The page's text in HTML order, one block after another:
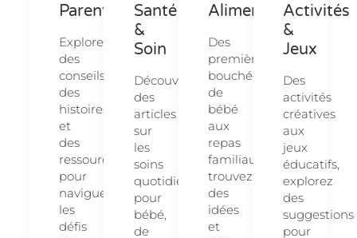
Parentalité
Explorez
des
conseils,
des
histoires
et
des
ressources
pour
naviguer
les
défis
Santé
&
Soin
Découvrez
des
articles
sur
les
soins
quotidiens
pour
bébé,
de
Alimentation
Des
premières
bouchées
de
bébé
aux
repas
familiaux,
trouvez
des
idées
et
Activités
&
Jeux
Des
activités
créatives
aux
jeux
éducatifs,
explorez
des
suggestions
pour